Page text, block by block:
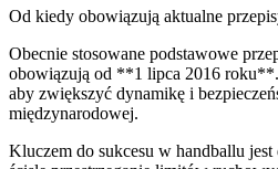
Od kiedy obowiązują aktualne
Obecnie stosowane podstawowe
obowiązują od **1 lipca 2016 roku**.
aby zwiększyć dynamikę i
międzynarodowej.
Kluczem do sukcesu w handballu